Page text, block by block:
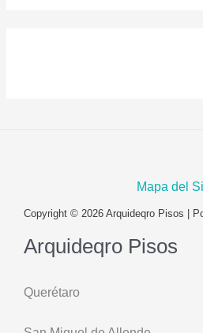
Mapa del
Copyright © 2026 Arquideqro Pisos |
Arquideqro Pisos
Querétaro